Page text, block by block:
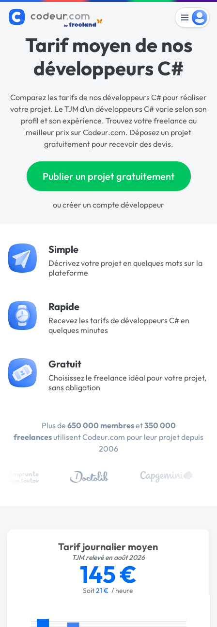
Tarif moyen de nos
développeurs C#
Comparez les tarifs de nos développeurs C# pour réaliser
votre projet. Le TJM d’un développeurs C# varie selon son
profil et son expérience. Trouvez votre freelance au
meilleur prix sur Codeur.com. Déposez un projet
gratuitement pour recevoir des devis.
Publier un projet gratuitement
oucréer un compte développeur
Simple
Décrivez votre projet en quelques mots sur la
plateforme
Rapide
Recevez les tarifs de développeurs C# en
quelques minutes
Gratuit
Choisissez le freelance idéal pour votre projet,
sans obligation
Plus de 650 000 membreset350 000
freelances utilisent Codeur.com pour leur projet depuis
2006
Tarif journalier moyen
TJM relevé en août 2026
145 €
Soit21 € / heure